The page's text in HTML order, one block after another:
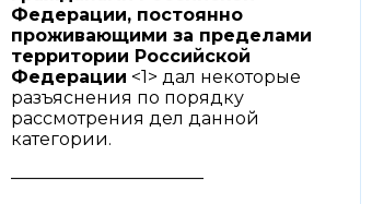
Федерации, постоянно
проживающими за пределами
территории Российской
Федерации <1> дал некоторые
разъяснения по порядку
рассмотрения дел данной
категории.
———————————